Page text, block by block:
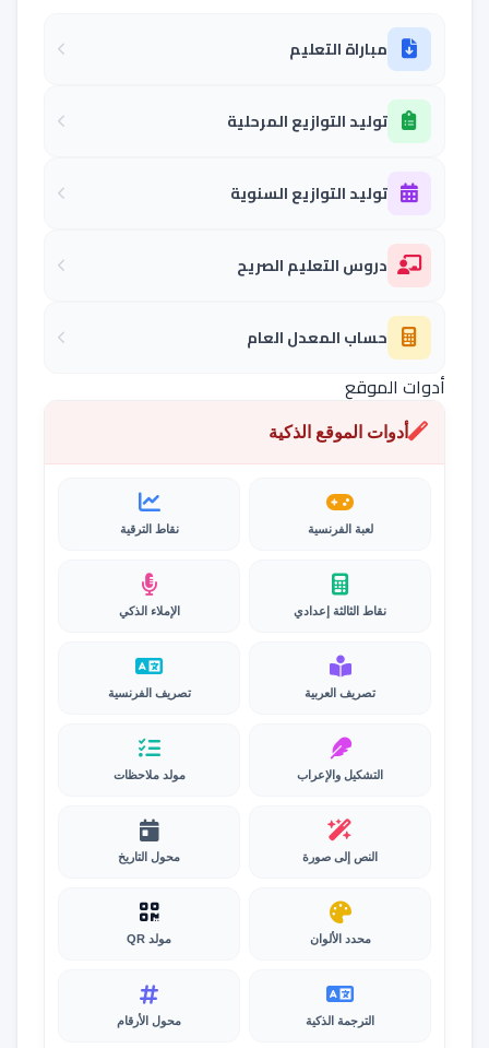
مباراة التعليم
توليد التوازيع المرحلية
توليد التوازيع السنوية
دروس التعليم الصريح
حساب المعدل العام
أدوات الموقع
أدوات الموقع الذكية
لعبة الفرنسية نقاط الترقية
نقاط الثالثة إعدادي الإملاء الذكي
تصريف العربية تصريف الفرنسية
التشكيل والإعراب مولد ملاحظات
النص إلى صورة محول التاريخ
محدد الألوان مولد QR
الترجمة الذكية محول الأرقام